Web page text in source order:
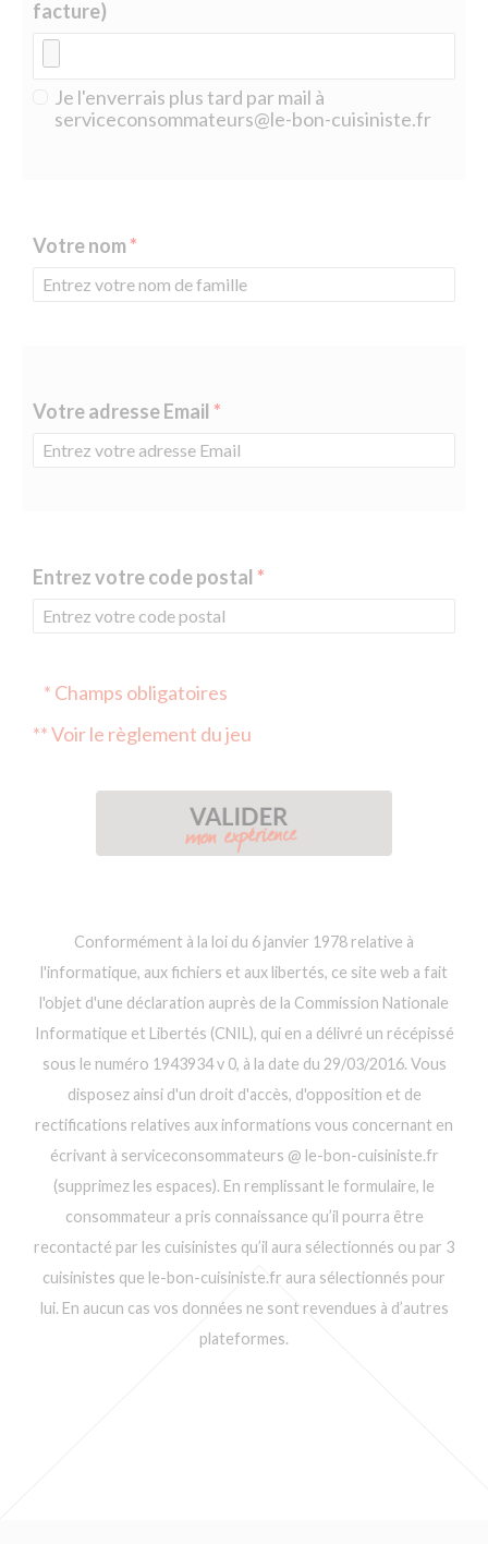
facture)
Je l'enverrais plus tard par mail à
serviceconsommateurs@le-bon-cuisiniste.fr
Votre nom
Votre adresse Email
Entrez votre code postal
* Champs obligatoires
** Voir le règlement du jeu
Conformément à la loi du 6 janvier 1978 relative à
l'informatique, aux fichiers et aux libertés, ce site web a fait
l'objet d'une déclaration auprès de la Commission Nationale
Informatique et Libertés (CNIL), qui en a délivré un récépissé
sous le numéro 1943934 v 0, à la date du 29/03/2016. Vous
disposez ainsi d'un droit d'accès, d'opposition et de
rectifications relatives aux informations vous concernant en
écrivant à serviceconsommateurs @ le-bon-cuisiniste.fr
(supprimez les espaces). En remplissant le formulaire, le
consommateur a pris connaissance qu’il pourra être
recontacté par les cuisinistes qu’il aura sélectionnés ou par 3
cuisinistes que le-bon-cuisiniste.fr aura sélectionnés pour
lui. En aucun cas vos données ne sont revendues à d’autres
plateformes.